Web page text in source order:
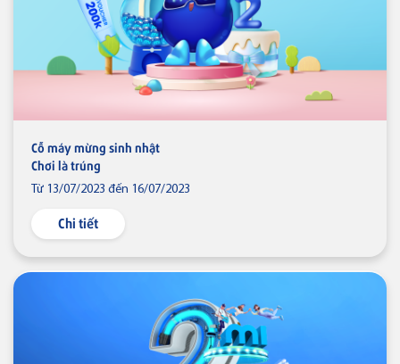
Cỗ máy mừng sinh nhật
Chơi là trúng
Từ 13/07/2023 đến 16/07/2023
Chi tiết